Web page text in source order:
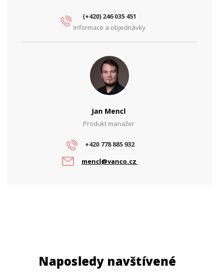
(+420) 246 035 451
Informace a objednávky
Jan Mencl
Produkt manažer
+420 778 885 932
mencl@vanco.cz
Naposledy navštívené